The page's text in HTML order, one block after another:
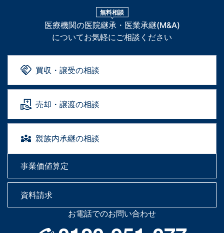
無料相談
医療機関の医院継承・医業承継(M&A)
についてお気軽にご相談ください
買収・譲受の相談
売却・譲渡の相談
親族内承継の相談
事業価値算定
資料請求
お電話でのお問い合わせ